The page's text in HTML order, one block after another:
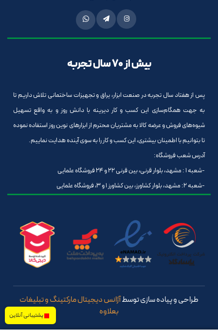
بیش از 70 سال تجربه
پس از هفتاد سال تجربه در صنعت ابزار، یراق و تجهیزات ساختمانی تلاش داریم تا
به جهت همگام‌سازی این کسب و کار دیرینه با دانش روز و به واقع تسهیل
شیوه‌های فروش و عرضه کالا به مشتریان محترم از ابزارهای نوین روز استفاده نموده
تا بتوانیم با اطمینان بیشتری، این کسب و کار را به سوی آینده هدایت نماییم.
آدرس شعب فروشگاه:
-شعبه 1 : مشهد، بلوار قرنی، بین قرنی 22 و 24 فروشگاه علمایی
-شعبه 2: مشهد، بلوار کشاورز، بین کشاورز 1 و 3، فروشگاه علمایی
طراحی و پیاده سازی توسطآژانس دیجیتال مارکتینگ و تبلیغات
بعلاوه
پشتیبانی آنلاین